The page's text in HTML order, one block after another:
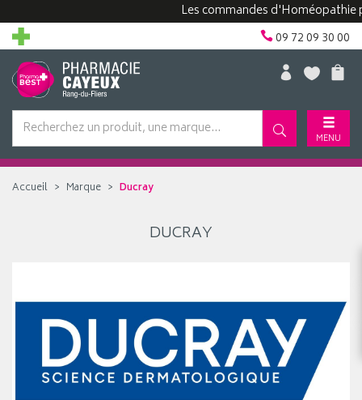
Les commandes d'Homéopathie
09 72 09 30 00
MENU
Accueil Marque Ducray
DUCRAY